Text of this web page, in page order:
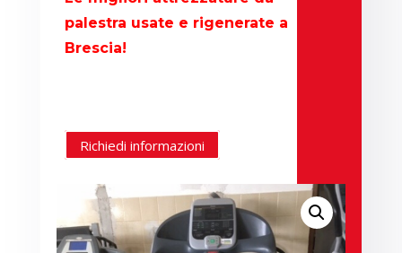
palestra usate e rigenerate a
Brescia!
Richiedi informazioni